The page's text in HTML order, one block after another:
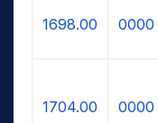
1698.00 0000
1704.00 0000